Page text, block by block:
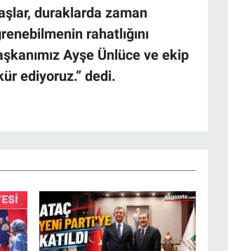
duraklarda zaman
rahatlığını
Ayşe Ünlüce ve ekip
ediyoruz.” dedi.